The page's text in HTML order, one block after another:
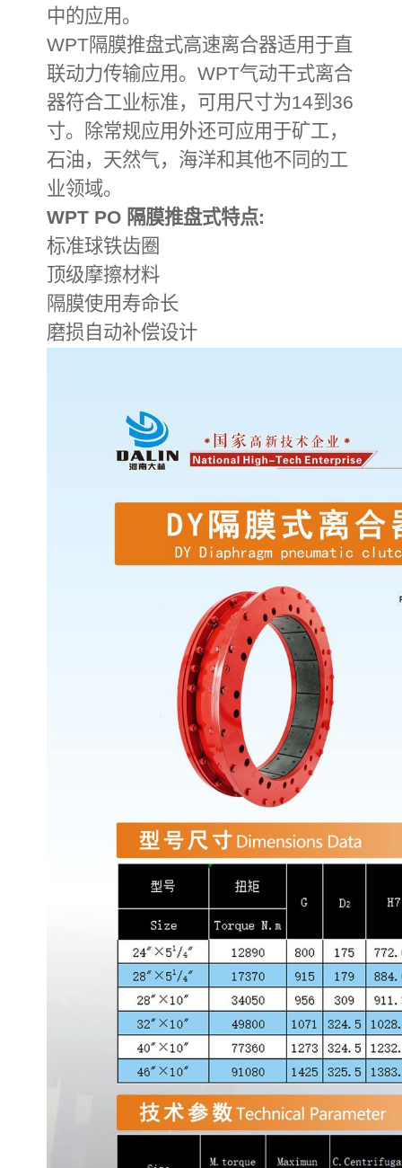
中的应用。
WPT隔膜推盘式高速离合器适用于直
联动力传输应用。WPT气动干式离合
器符合工业标准，可用尺寸为14到36
寸。除常规应用外还可应用于矿工，
石油，天然气，海洋和其他不同的工
业领域。
WPT PO 隔膜推盘式特点:
标准球铁齿圈
顶级摩擦材料
隔膜使用寿命长
磨损自动补偿设计